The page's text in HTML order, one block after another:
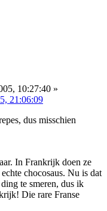
10:27:40 »
21:06:09
dus misschien
In Frankrijk doen ze
chocosaus. Nu is dat
te smeren, dus ik
Die rare Franse